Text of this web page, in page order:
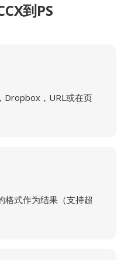
到PS
Dropbox，URL或在页
格式作为结果（支持超